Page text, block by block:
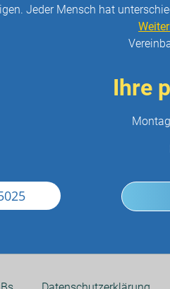
Jeder Mensch hat
Ihre